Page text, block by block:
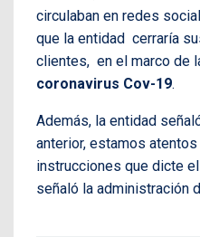
circulaban en redes
que la entidad cerraría
clientes, en el marco de
coronavirus Cov-19.
Además, la entidad
anterior, estamos
instrucciones que dicte
señaló la administración